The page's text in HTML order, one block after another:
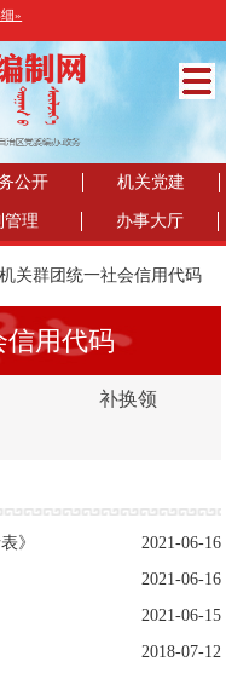
公开 机关党建
管理 办事大厅
机关群团统一社会信用代码
信用代码
补换领
》
2021-06-16
2021-06-16
2021-06-15
2018-07-12